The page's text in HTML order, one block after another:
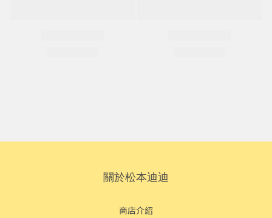
關於松本迪迪
商店介紹